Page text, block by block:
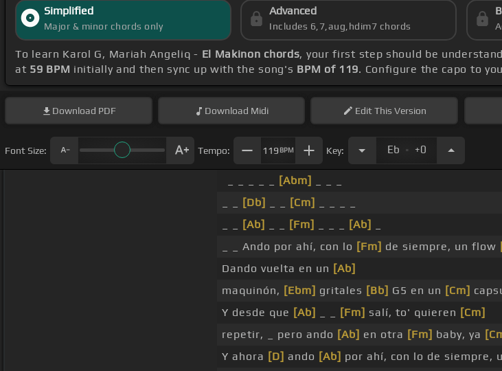
Simplified
Major & minor chords only
Advanced
Includes 6,7,aug,hdim7 chords
To learn Karol G, Mariah Angeliq - El Makinon chords, your first step should be
at 59 BPM initially and then sync up with the song's BPM of 119. Configure the capo to
Download PDF Download Midi EditThis Version
Font Size: Tempo: 119 BPM Key: Eb . +0
[Abm]
[Db] [Cm]
[Ab] [Fm] [Ab]
_ _ Ando por ahí, con lo [Fm] de siempre, un flow
Dando vuelta en un [Ab]
maquinón, [Ebm] gritales [Bb] G5 en un [Cm]
Y desde que [Ab] [Fm] salí, to' quieren [Cm]
repetir, _ pero ando [Ab] en otra [Fm] baby, ya
Y ahora [D] ando [Ab] por ahí, con lo de siempre,